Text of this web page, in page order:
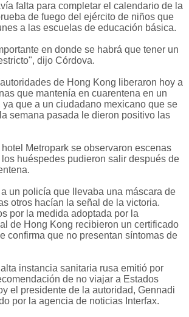
falta para completar el calendario de la
de fuego del ejército de niños que
a las escuelas de educación básica.
en donde se habrá que tener un
dijo Córdova.
de Hong Kong liberaron hoy a
que mantenía en cuarentena en un
ya que a un ciudadano mexicano que se
semana pasada le dieron positivo las
Metropark se observaron escenas
huéspedes pudieron salir después de
un policía que llevaba una máscara de
otros hacían la señal de la victoria.
por la medida adoptada por la
de Hong Kong recibieron un certificado
confirma que no presentan síntomas de
instancia sanitaria rusa emitió por
de no viajar a Estados
el presidente de la autoridad, Gennadi
por la agencia de noticias Interfax.